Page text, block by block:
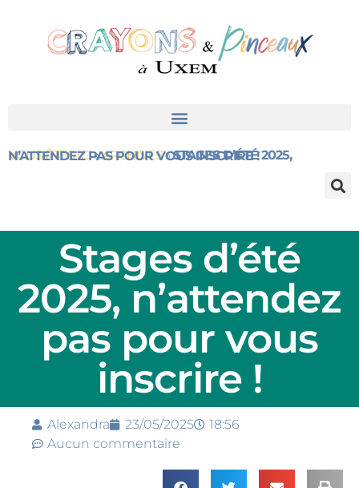
VOUS ÊTES ICI»ARCHIVES»
STAGES D’ÉTÉ 2025, N’ATTENDEZ PAS POUR VOUS INSCRIRE !
Stages d’été
2025, n’attendez
pas pour vous
inscrire !
Alexandra 23/05/2025
18:56
Aucun commentaire